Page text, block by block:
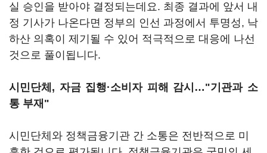
실 승인을 받아야 결정되는데요. 최종 결과에 앞서 내
정 기사가 나온다면 정부의 인선 과정에서 투명성, 낙
하산 의혹이 제기될 수 있어 적극적으로 대응에 나선
것으로 풀이됩니다.
시민단체, 자금 집행·소비자 피해 감시…"기관과 소
통 부재"
시민단체와 정책금융기관 간 소통은 전반적으로 미